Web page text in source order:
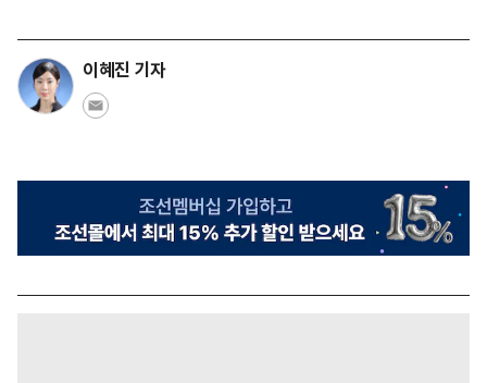
이혜진 기자